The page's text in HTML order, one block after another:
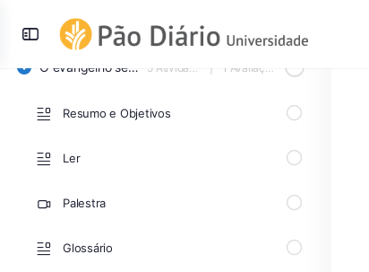
Toggle
Lição um
O evangelho segundo Lucas e João |
Resumo e Objetivos
Ler
Palestra
Glossário